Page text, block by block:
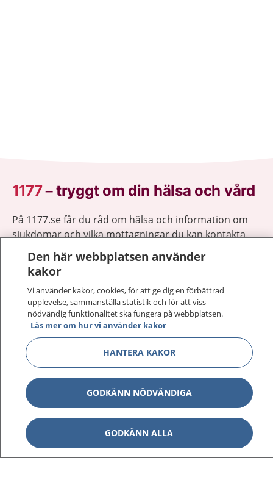
1177–tryggt om din hälsa och vård
På 1177.se får du råd om hälsa och information om
sjukdomar och vilka mottagningar du kan kontakta.
Logga in för att läsa din journal och göra dina
vårdärenden. Ring telefonnummer 1177 för
sjukvårdsrådgivning dygnet runt.
1177 ger dig råd när du vill må bättre.
Visa
Om 1177 Visa
Kontakt Visa
Den här webbplatsen använder
kakor
Vi använder kakor, cookies, för att ge dig en förbättrad
upplevelse, sammanställa statistik och för att viss
nödvändig funktionalitet ska fungera på webbplatsen.
Läs mer om hur vi använder kakor
HANTERA KAKOR
GODKÄNN NÖDVÄNDIGA
GODKÄNN ALLA